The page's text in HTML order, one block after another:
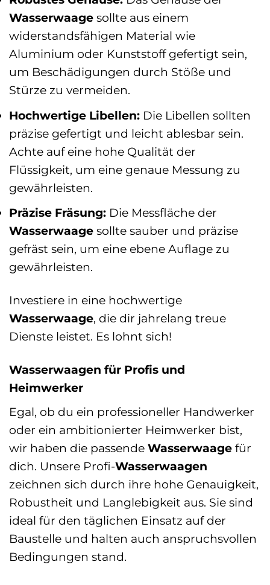
Wasserwaage sollte aus einem
widerstandsfähigen Material wie
Aluminium oder Kunststoff gefertigt sein,
um Beschädigungen durch Stöße und
Stürze zu vermeiden.
Hochwertige Libellen: Die Libellen sollten
präzise gefertigt und leicht ablesbar sein.
Achte auf eine hohe Qualität der
Flüssigkeit, um eine genaue Messung zu
gewährleisten.
Präzise Fräsung: Die Messfläche der
Wasserwaage sollte sauber und präzise
gefräst sein, um eine ebene Auflage zu
gewährleisten.
Investiere in eine hochwertige
Wasserwaage, die dir jahrelang treue
Dienste leistet. Es lohnt sich!
Wasserwaagen für Profis und
Heimwerker
Egal, ob du ein professioneller Handwerker
oder ein ambitionierter Heimwerker bist,
wir haben die passende Wasserwaage für
dich. Unsere Profi-Wasserwaagen
zeichnen sich durch ihre hohe Genauigkeit,
Robustheit und Langlebigkeit aus. Sie sind
ideal für den täglichen Einsatz auf der
Baustelle und halten auch anspruchsvollen
Bedingungen stand.